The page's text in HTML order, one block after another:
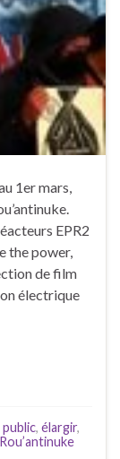
1er mars,
EPR2
the power,
de film
électrique
, élargir,
Rou’antinuke